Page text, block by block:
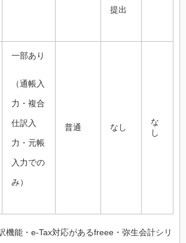
提出
一部あり
（通帳入
力・複合
仕訳入
力・元帳
入力での
み）
普通 なし
な
し
機能・e-Tax対応があるfreee・弥生会計シリ